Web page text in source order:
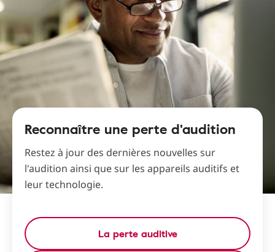
Reconnaître une perte d'audition
Restez à jour des dernières nouvelles sur
l'audition ainsi que sur les appareils auditifs et
leur technologie.
La perte auditive